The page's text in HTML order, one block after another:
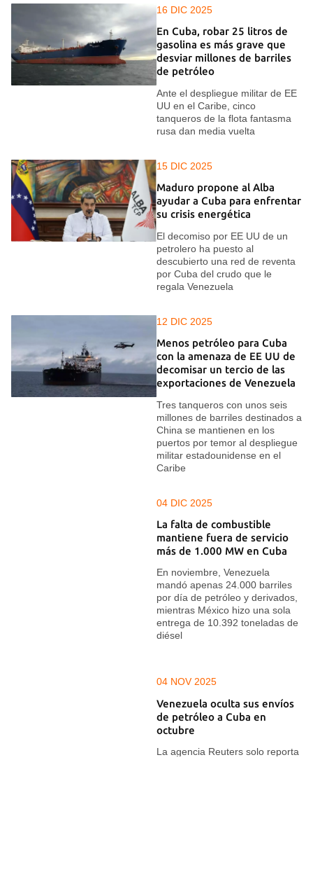
16 DIC 2025
En Cuba, robar 25 litros de
gasolina es más grave que
desviar millones de barriles
de petróleo
Ante el despliegue militar de EE
UU en el Caribe, cinco
tanqueros de la flota fantasma
rusa dan media vuelta
15 DIC 2025
Maduro propone al Alba
ayudar a Cuba para enfrentar
su crisis energética
El decomiso por EE UU de un
petrolero ha puesto al
descubierto una red de reventa
por Cuba del crudo que le
regala Venezuela
12 DIC 2025
Menos petróleo para Cuba
con la amenaza de EE UU de
decomisar un tercio de las
exportaciones de Venezuela
Tres tanqueros con unos seis
millones de barriles destinados a
China se mantienen en los
puertos por temor al despliegue
militar estadounidense en el
Caribe
04 DIC 2025
La falta de combustible
mantiene fuera de servicio
más de 1.000 MW en Cuba
En noviembre, Venezuela
mandó apenas 24.000 barriles
por día de petróleo y derivados,
mientras México hizo una sola
entrega de 10.392 toneladas de
diésel
04 NOV 2025
Venezuela oculta sus envíos
de petróleo a Cuba en
octubre
La agencia Reuters solo reporta